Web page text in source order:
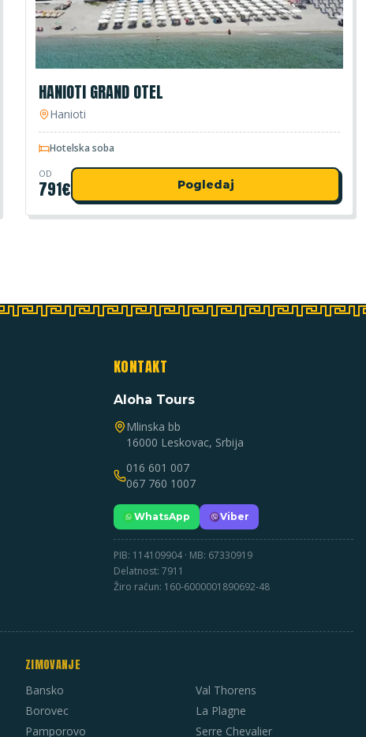
HANIOTI GRAND OTEL
Hanioti
Hotelska soba
OD
791€ Pogledaj
KONTAKT
Aloha Tours
Mlinska bb
16000 Leskovac, Srbija
016 601 007
067 760 1007
WhatsApp Viber
PIB: 114109904 · MB: 67330919
Delatnost: 7911
Žiro račun: 160-6000001890692-48
ZIMOVANJE
Bansko
Borovec
Pamporovo
Val Thorens
La Plagne
Serre Chevalier